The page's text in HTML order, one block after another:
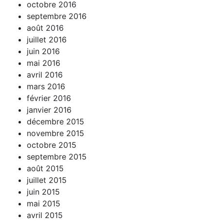
octobre 2016
septembre 2016
août 2016
juillet 2016
juin 2016
mai 2016
avril 2016
mars 2016
février 2016
janvier 2016
décembre 2015
novembre 2015
octobre 2015
septembre 2015
août 2015
juillet 2015
juin 2015
mai 2015
avril 2015